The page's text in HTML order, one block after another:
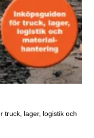
truck, lager, logistik och